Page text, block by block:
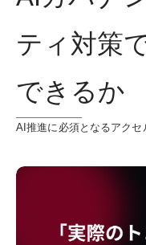
ティ対策
できるか
AI推進に必須となるアクセ